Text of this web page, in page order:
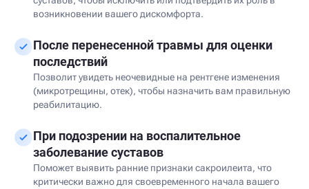
возникновении вашего дискомфорта.
После перенесенной травмы для оценки
последствий
Позволит увидеть неочевидные на рентгене изменения
(микротрещины, отек), чтобы назначить вам правильную
реабилитацию.
При подозрении на воспалительное
заболевание суставов
Поможет выявить ранние признаки сакроилеита, что
критически важно для своевременного начала вашего